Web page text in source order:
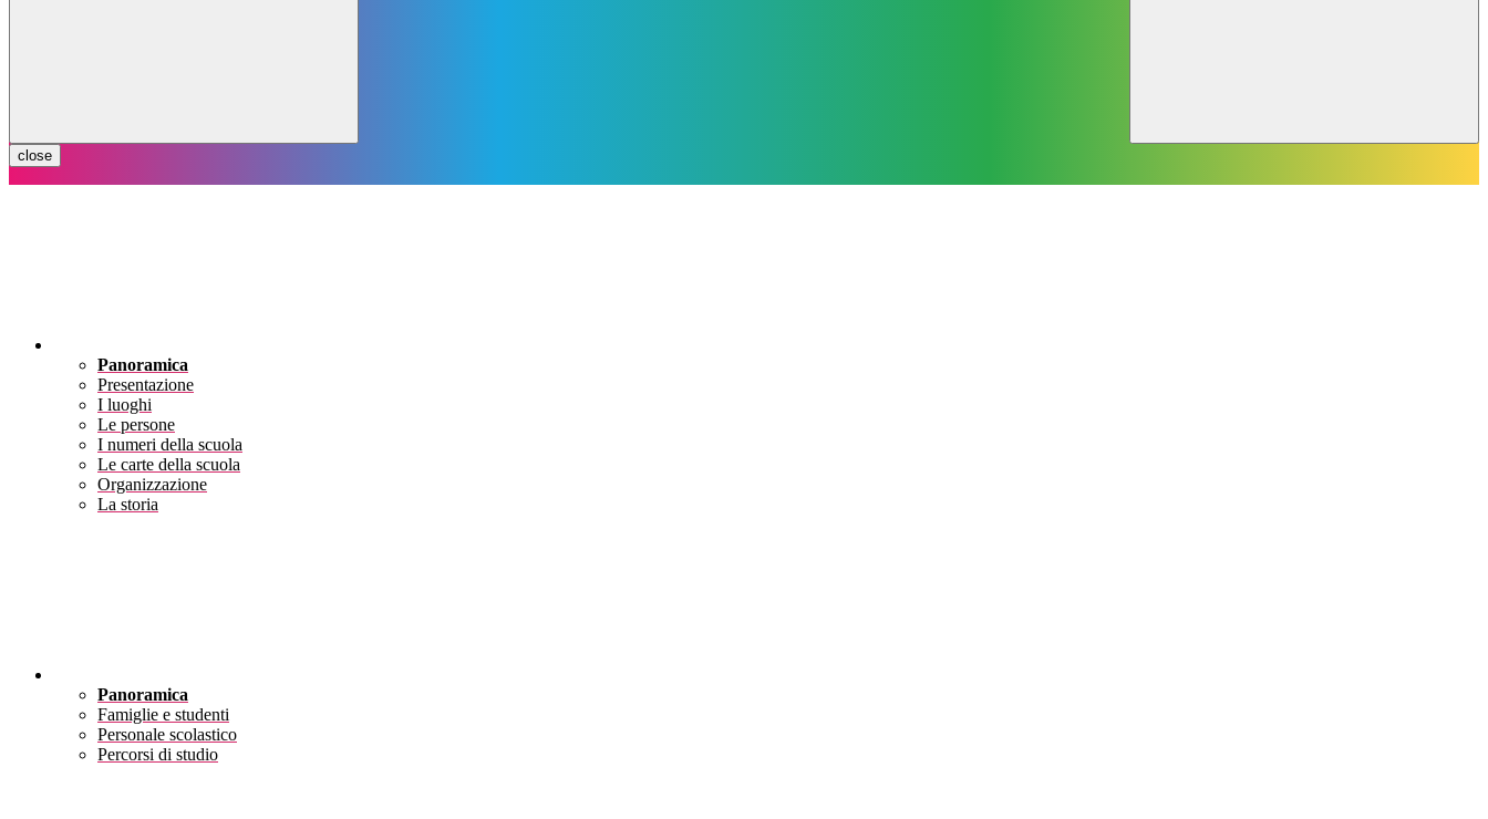
close
Panoramica
Presentazione
I luoghi
Le persone
I numeri della scuola
Le carte della scuola
Organizzazione
La storia
Panoramica
Famiglie e studenti
Personale scolastico
Percorsi di studio